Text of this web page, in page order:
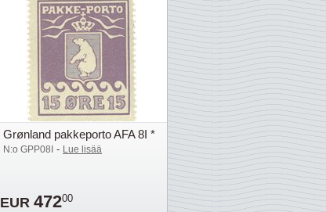
Grønland pakkeporto AFA 8I *
N:o GPP08I - Lue lisää
EUR 47200